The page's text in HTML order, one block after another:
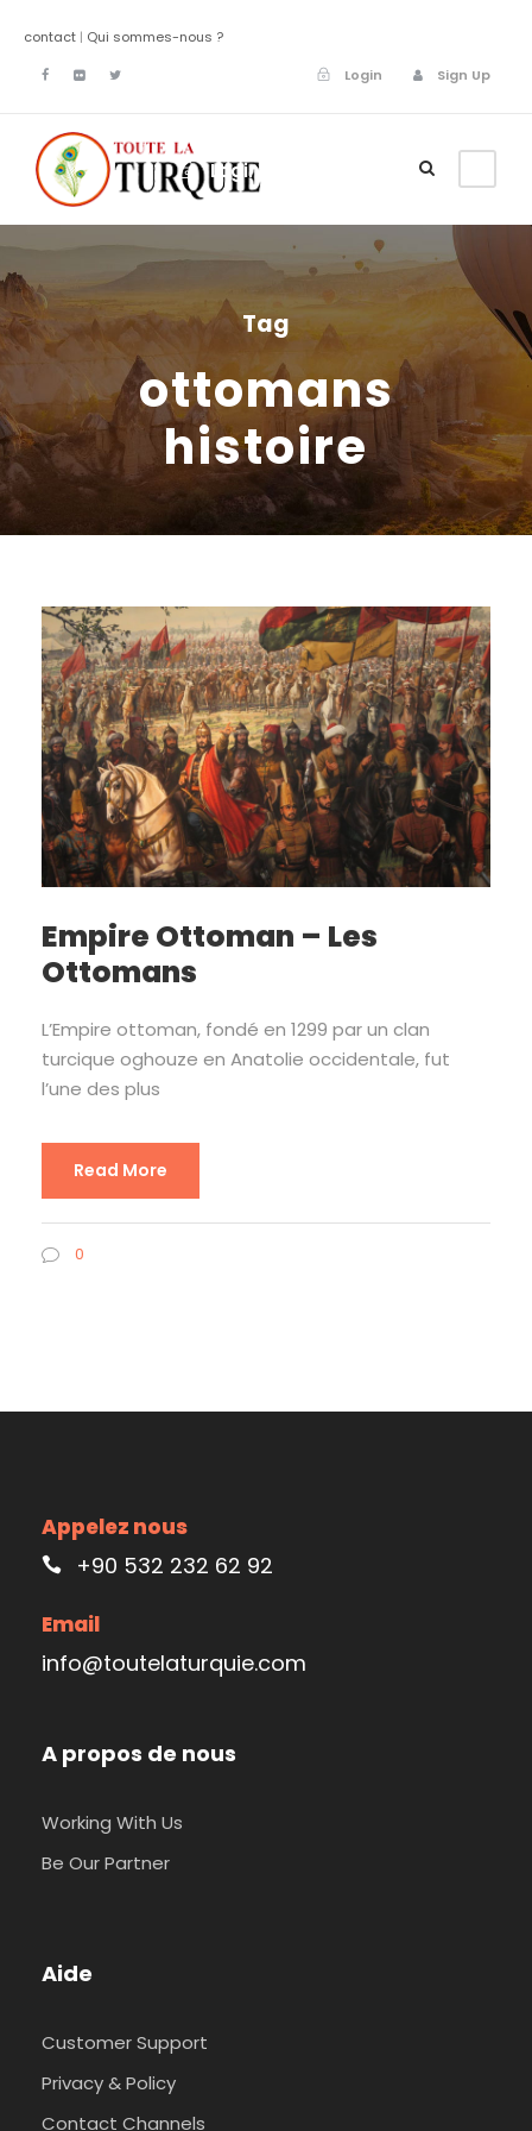
contact | Qui sommes-nous ?
Login
Sign Up
Login
Tag
ottomans
histoire
Empire Ottoman – Les
Ottomans
L’Empire ottoman, fondé en 1299 par un clan
turcique oghouze en Anatolie occidentale, fut
l’une des plus
Read More
0
Appelez nous
+90 532 232 62 92
Email
info@toutelaturquie.com
A propos de nous
Working With Us
Be Our Partner
Aide
Customer Support
Privacy & Policy
Contact Channels